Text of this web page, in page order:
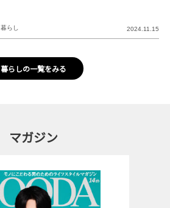
暮らし 2024.11.15
暮らしの一覧をみる
マガジン